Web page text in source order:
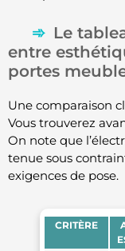
Le
entre
portes
Une comparaison
Vous trouverez
On note que
tenue sous
exigences de pose.
CRITÈRE